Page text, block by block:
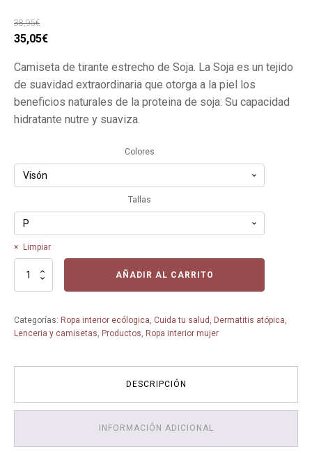
38,95€
El
original
era:
38,95€.
35,05€El
actual
es:
35,05€.
Camiseta de tirante estrecho de Soja. La Soja es un tejido
de suavidad extraordinaria que otorga a la piel los
beneficios naturales de la proteina de soja: Su capacidad
hidratante nutre y suaviza.
Colores
Tallas
Limpiar
Camiseta
de
Soja
interior
AÑADIR AL CARRITO
Categorías: Ropa interior ecólogica, Cuida tu salud , Dermatitis atópica,
Lenceria y camisetas, Productos, Ropa interior mujer
DESCRIPCIÓN
INFORMACIÓN ADICIONAL